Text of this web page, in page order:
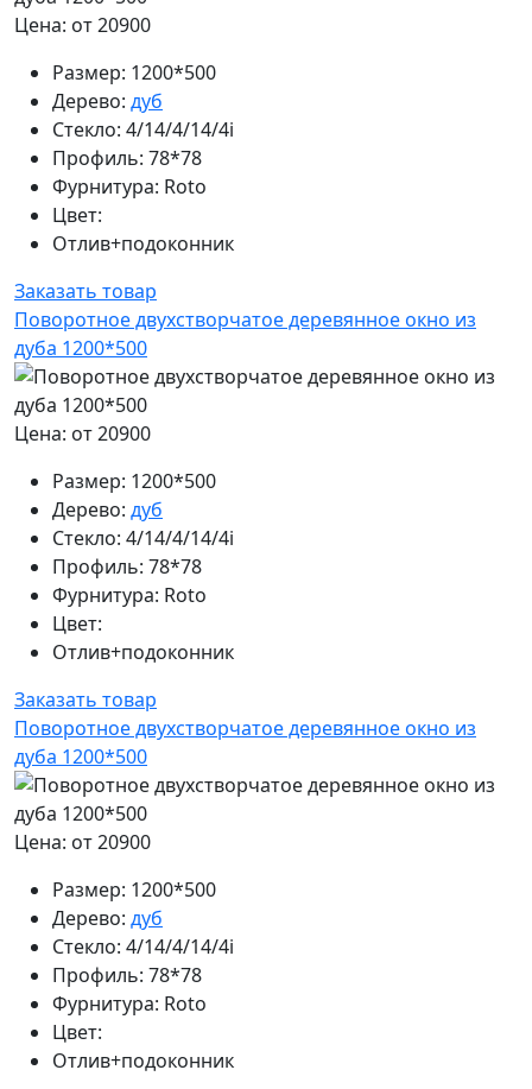
Цена: от 20900
Размер: 1200*500
Дерево: дуб
Стекло: 4/14/4/14/4i
Профиль: 78*78
Фурнитура: Roto
Цвет:
Отлив+подоконник
Заказать товар
Поворотное двухстворчатое деревянное окно из
дуба 1200*500
Цена: от 20900
Размер: 1200*500
Дерево: дуб
Стекло: 4/14/4/14/4i
Профиль: 78*78
Фурнитура: Roto
Цвет:
Отлив+подоконник
Заказать товар
Поворотное двухстворчатое деревянное окно из
дуба 1200*500
Цена: от 20900
Размер: 1200*500
Дерево: дуб
Стекло: 4/14/4/14/4i
Профиль: 78*78
Фурнитура: Roto
Цвет:
Отлив+подоконник